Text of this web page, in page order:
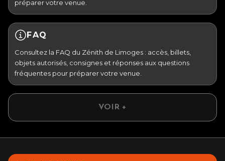
préparer votre venue.
FAQ
Consultez la FAQ du Zénith de Limoges : accès, billets,
objets autorisés, consignes et réponses aux questions
fréquentes pour préparer votre venue.
VOIR +